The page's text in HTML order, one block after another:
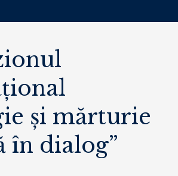
și mărturie
în dialog”